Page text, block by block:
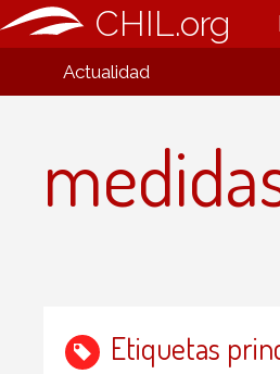
CHIL.org
Actualidad
Etiquetas